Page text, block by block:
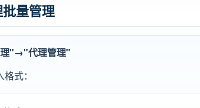
量管理
"→"代理管理"
式：